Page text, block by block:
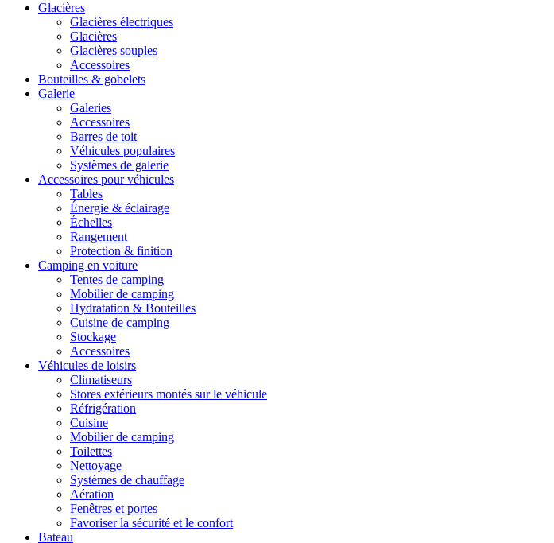
Glacières
Glacières électriques
Glacières
Glacières souples
Accessoires
Bouteilles & gobelets
Galerie
Galeries
Accessoires
Barres de toit
Véhicules populaires
Systèmes de galerie
Accessoires pour véhicules
Tables
Énergie & éclairage
Échelles
Rangement
Protection & finition
Camping en voiture
Tentes de camping
Mobilier de camping
Hydratation & Bouteilles
Cuisine de camping
Stockage
Accessoires
Véhicules de loisirs
Climatiseurs
Stores extérieurs montés sur le véhicule
Réfrigération
Cuisine
Mobilier de camping
Toilettes
Nettoyage
Systèmes de chauffage
Aération
Fenêtres et portes
Favoriser la sécurité et le confort
Bateau